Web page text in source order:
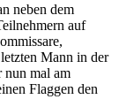
neben dem
auf
Mann in der
nun mal am
Flaggen den